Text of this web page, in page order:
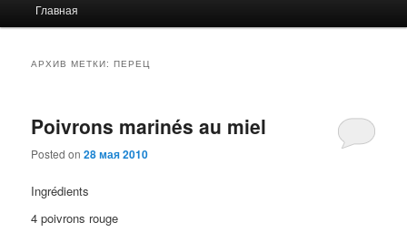
Перейти к основному содержимому
Перейти к дополнительному содержимому
Главная
АРХИВ МЕТКИ:ПЕРЕЦ
Poivrons marinés au miel
Posted on28 мая 2010
Ingrédients
4 poivrons rouge